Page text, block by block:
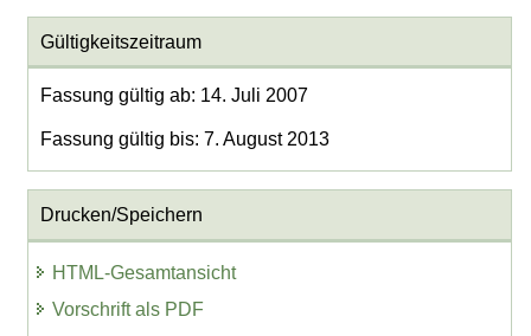
Gültigkeitszeitraum
Fassung gültig ab: 14. Juli 2007
Fassung gültig bis: 7. August 2013
Drucken/Speichern
HTML-Gesamtansicht
Vorschrift als PDF